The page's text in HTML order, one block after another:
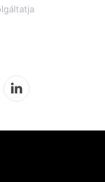
LinkedIn